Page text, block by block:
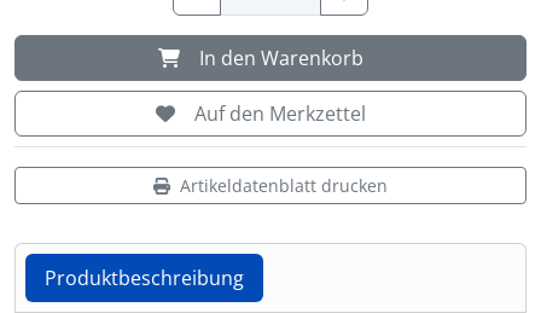
In den Warenkorb
Auf den Merkzettel
Artikeldatenblatt drucken
Produktbeschreibung
Shisha & Raucherbedarf (23)
(28)
Trinkflaschen & -schläuche (7)
Trommeln, Klagschalen & Musikinstrumente